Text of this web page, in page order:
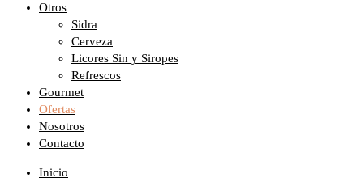
Otros
Sidra
Cerveza
Licores Sin y Siropes
Refrescos
Gourmet
Ofertas
Nosotros
Contacto
Inicio